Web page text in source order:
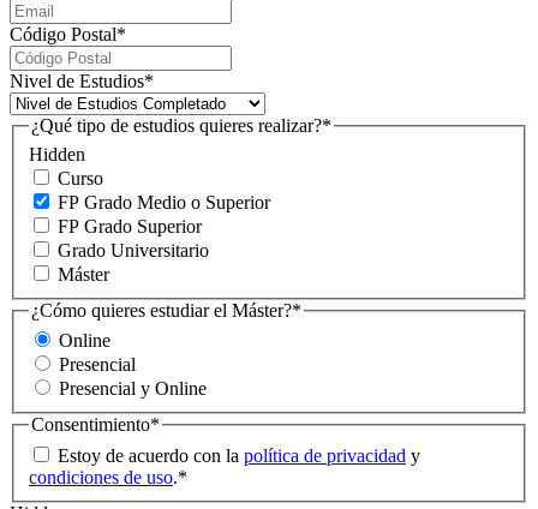
Código Postal*
Nivel de Estudios*
Hidden
¿Qué tipo de estudios quieres realizar?*
Curso
FP Grado Medio o Superior
FP Grado Superior
Grado Universitario
Máster
¿Cómo quieres estudiar el Máster?*
Online
Presencial
Presencial y Online
Consentimiento*
Estoy de acuerdo con la política de privacidad y
condiciones de uso.*